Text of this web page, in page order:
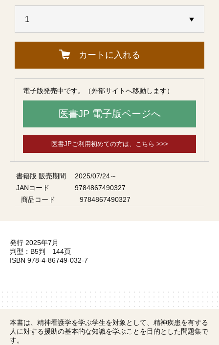
カートに入れる
電子版発売中です。（外部サイトへ移動します）
医書JP 電子版ページへ
医書JPご利用初めての方は、こちら >>>
書籍版 販売期間
2025/07/24～
JANコード
9784867490327
商品コード
9784867490327
発行 2025年7月
判型：B5判 144頁
ISBN 978-4-86749-032-7
本書は、精神看護学を学ぶ学生を対象として、精神疾患を有する
人に対する援助の基本的な知識を学ぶことを目的とした問題集で
す。